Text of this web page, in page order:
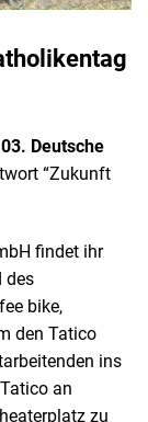
Deutsche
“Zukunft
findet ihr
des
bike,
den Tatico
ins
an
zu